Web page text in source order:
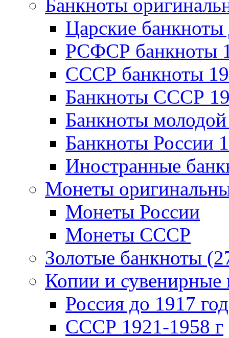
Банкноты
Царские банкноты
РСФСР банкноты
CССР банкноты
Банкноты CCCР
Банкноты
Банкноты России
Иностранные
Монеты
Монеты России
Монеты СССР
Золотые банкноты
Копии и
Россия до 1917
СССР 1921-1958 г